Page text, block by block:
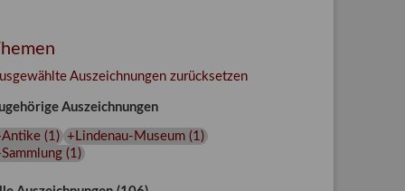
Auszeichnungen zurücksetzen
Auszeichnungen
(1 ) +Lindenau-Museum(1 )
(1 )